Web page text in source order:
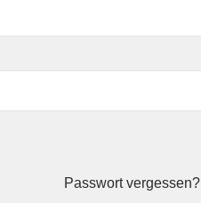
Passwort vergessen?